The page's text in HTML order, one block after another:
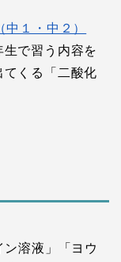
１・中２）
生で習う内容を
てくる「二酸化
ン溶液」「ヨウ